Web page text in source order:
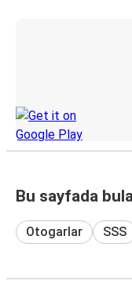
Bu sayfada
Otogarlar SSS